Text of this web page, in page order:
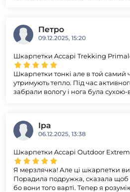
Петро
09.12.2025, 15:20
Шкарпетки Accapi Trekking
Шкарпетки тонкі але в той самий
утримують тепло. Під час
забрали вологу і нога була сухою-
Іра
06.12.2025, 13:38
Шкарпетки Accapi Outdoor
Я мерзлячка! Але ці шкарпетки
Порадила подружка, сказала
бо вони того варті. Тепер я